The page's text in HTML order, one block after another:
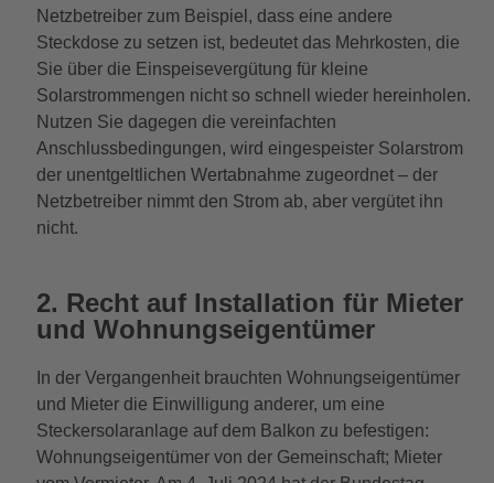
Netzbetreiber zum Beispiel, dass eine andere
Steckdose zu setzen ist, bedeutet das Mehrkosten, die
Sie über die Einspeisevergütung für kleine
Solarstrommengen nicht so schnell wieder hereinholen.
Nutzen Sie dagegen die vereinfachten
Anschlussbedingungen, wird eingespeister Solarstrom
der unentgeltlichen Wertabnahme zugeordnet – der
Netzbetreiber nimmt den Strom ab, aber vergütet ihn
nicht.
2. Recht auf Installation für Mieter
und Wohnungseigentümer
In der Vergangenheit brauchten Wohnungseigentümer
und Mieter die Einwilligung anderer, um eine
Steckersolaranlage auf dem Balkon zu befestigen:
Wohnungseigentümer von der Gemeinschaft; Mieter